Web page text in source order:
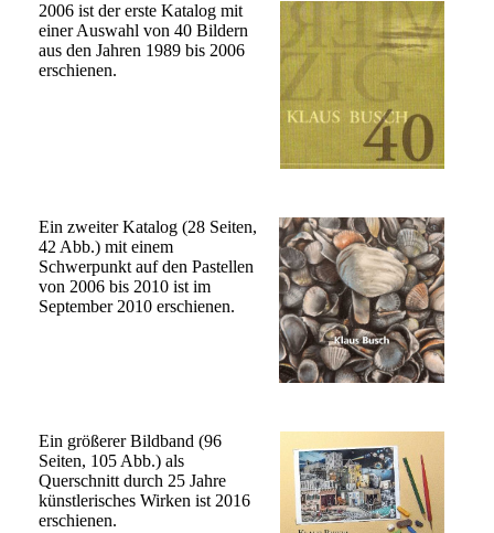
2006 ist der erste Katalog mit
einer Auswahl von 40 Bildern
aus den Jahren 1989 bis 2006
erschienen.
Ein zweiter Katalog (28 Seiten,
42 Abb.) mit einem
Schwerpunkt auf den Pastellen
von 2006 bis 2010 ist im
September 2010 erschienen.
Ein größerer Bildband (96
Seiten, 105 Abb.) als
Querschnitt durch 25 Jahre
künstlerisches Wirken ist 2016
erschienen.